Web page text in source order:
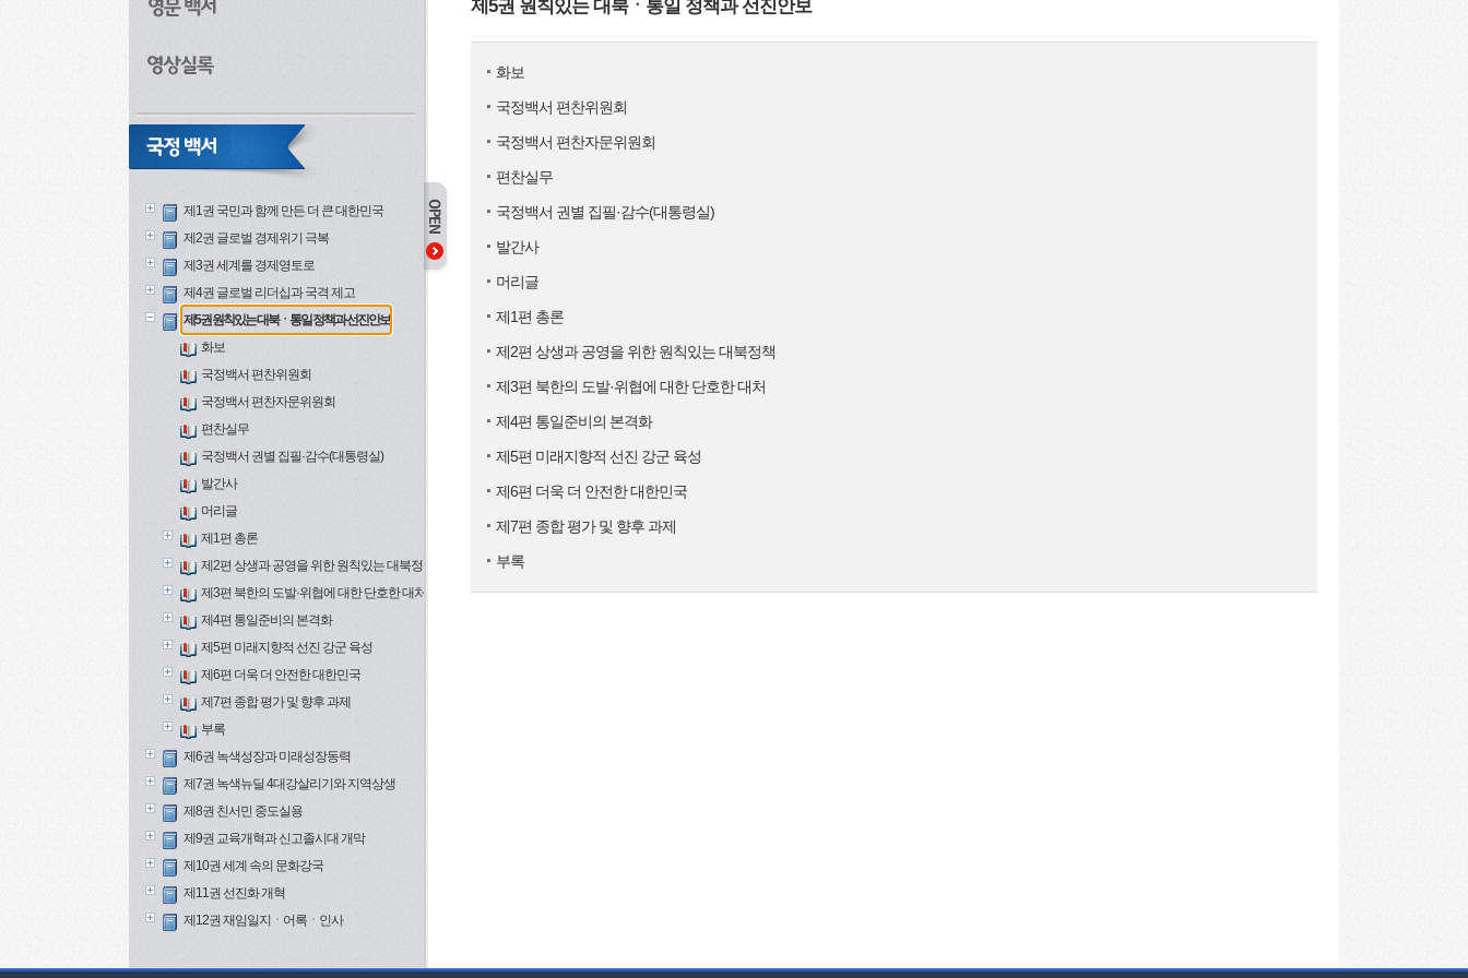
제1권 국민과 함께 만든 더 큰 대한민국
제2권 글로벌 경제위기 극복
제3권 세계를 경제영토로
제4권 글로벌 리더십과 국격 제고
제5권 원칙있는 대북ㆍ통일 정책과 선진안보
화보
국정백서 편찬위원회
국정백서 편찬자문위원회
편찬실무
국정백서 권별 집필·감수(대통령실)
발간사
머리글
제1편 총론
제2편 상생과 공영을 위한 원칙있는 대북정책
제3편 북한의 도발·위협에 대한 단호한 대처
제4편 통일준비의 본격화
제5편 미래지향적 선진 강군 육성
제6편 더욱 더 안전한 대한민국
제7편 종합 평가 및 향후 과제
부록
제6권 녹색성장과 미래성장동력
제7권 녹색뉴딜 4대강살리기와 지역상생
제8권 친서민 중도실용
제9권 교육개혁과 신고졸시대 개막
제10권 세계 속의 문화강국
제11권 선진화 개혁
제12권 재임일지ㆍ어록ㆍ인사
제5권 원칙있는 대북ㆍ통일 정책과 선진안보
화보
국정백서 편찬위원회
국정백서 편찬자문위원회
편찬실무
국정백서 권별 집필·감수(대통령실)
발간사
머리글
제1편 총론
제2편 상생과 공영을 위한 원칙있는 대북정책
제3편 북한의 도발·위협에 대한 단호한 대처
제4편 통일준비의 본격화
제5편 미래지향적 선진 강군 육성
제6편 더욱 더 안전한 대한민국
제7편 종합 평가 및 향후 과제
부록